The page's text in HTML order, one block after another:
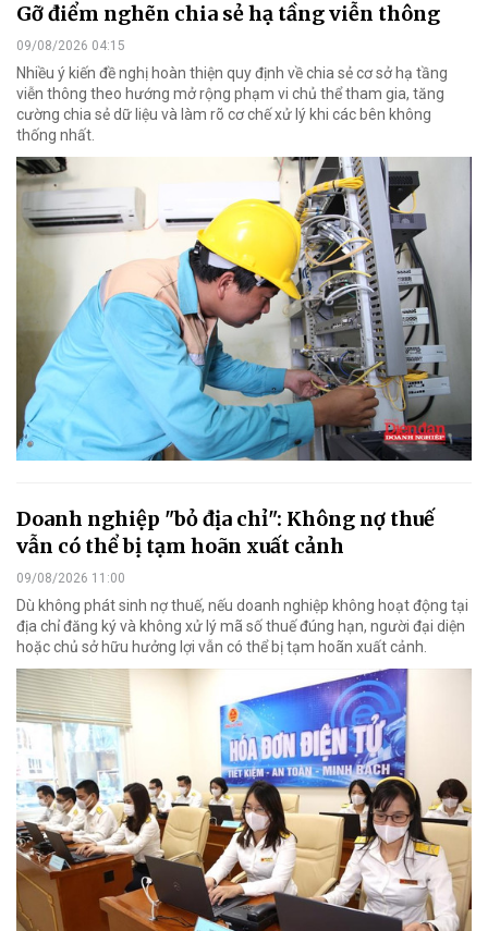
Gỡ điểm nghẽn chia sẻ hạ tầng viễn thông
09/08/2026 04:15
Nhiều ý kiến đề nghị hoàn thiện quy định về chia sẻ cơ sở hạ tầng
viễn thông theo hướng mở rộng phạm vi chủ thể tham gia, tăng
cường chia sẻ dữ liệu và làm rõ cơ chế xử lý khi các bên không
thống nhất.
Doanh nghiệp "bỏ địa chỉ": Không nợ thuế
vẫn có thể bị tạm hoãn xuất cảnh
09/08/2026 11:00
Dù không phát sinh nợ thuế, nếu doanh nghiệp không hoạt động tại
địa chỉ đăng ký và không xử lý mã số thuế đúng hạn, người đại diện
hoặc chủ sở hữu hưởng lợi vẫn có thể bị tạm hoãn xuất cảnh.